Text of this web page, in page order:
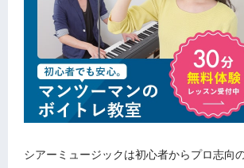
シアーミュージックは初心者からプロ志向